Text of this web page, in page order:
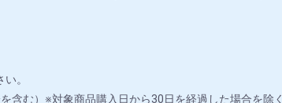
。
含む）※対象商品購入日から30日を経過した場合を除く